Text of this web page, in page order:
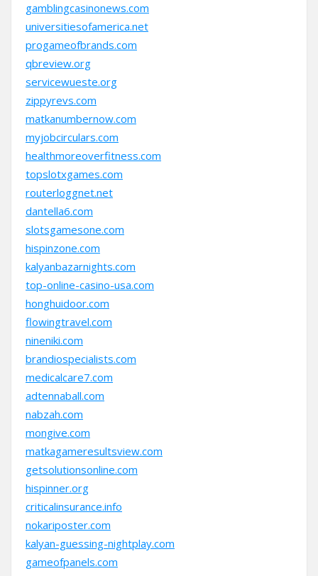
gamblingcasinonews.com
universitiesofamerica.net
progameofbrands.com
qbreview.org
servicewueste.org
zippyrevs.com
matkanumbernow.com
myjobcirculars.com
healthmoreoverfitness.com
topslotxgames.com
routerloggnet.net
dantella6.com
slotsgamesone.com
hispinzone.com
kalyanbazarnights.com
top-online-casino-usa.com
honghuidoor.com
flowingtravel.com
nineniki.com
brandiospecialists.com
medicalcare7.com
adtennaball.com
nabzah.com
mongive.com
matkagameresultsview.com
getsolutionsonline.com
hispinner.org
criticalinsurance.info
nokariposter.com
kalyan-guessing-nightplay.com
gameofpanels.com